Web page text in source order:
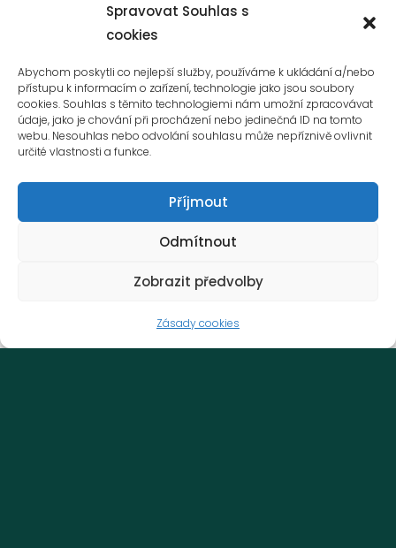
Spravovat Souhlas s
cookies
Abychom poskytli co nejlepší služby, používáme k ukládání a/nebo
přístupu k informacím o zařízení, technologie jako jsou soubory
cookies. Souhlas s těmito technologiemi nám umožní zpracovávat
údaje, jako je chování při procházení nebo jedinečná ID na tomto
webu. Nesouhlas nebo odvolání souhlasu může nepříznivě ovlivnit
určité vlastnosti a funkce.
Příjmout
Odmítnout
Zobrazit předvolby
Zásady cookies
Mediální partneři
Hřiště